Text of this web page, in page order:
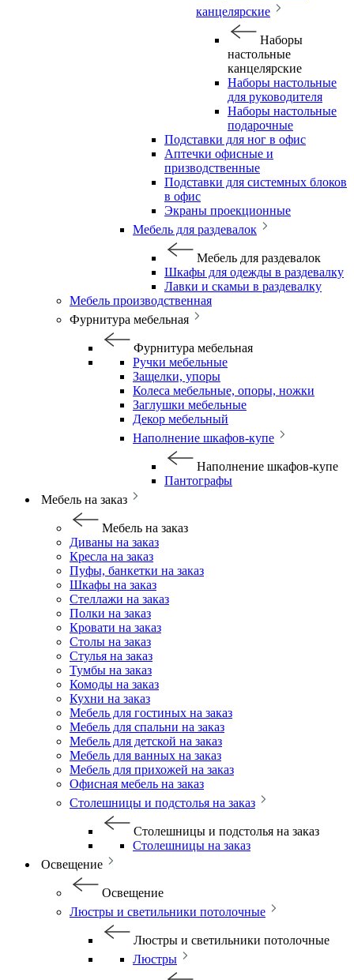
канцелярские
Наборы
настольные
канцелярские
Наборы настольные
для руководителя
Наборы настольные
подарочные
Подставки для ног в офис
Аптечки офисные и
призводственные
Подставки для системных блоков
в офис
Экраны проекционные
Мебель для раздевалок
Мебель для раздевалок
Шкафы для одежды в раздевалку
Лавки и скамьи в раздевалку
Мебель производственная
Фурнитура мебельная
Фурнитура мебельная
Ручки мебельные
Защелки, упоры
Колеса мебельные, опоры, ножки
Заглушки мебельные
Декор мебельный
Наполнение шкафов-купе
Наполнение шкафов-купе
Пантографы
Мебель на заказ
Мебель на заказ
Диваны на заказ
Кресла на заказ
Пуфы, банкетки на заказ
Шкафы на заказ
Стеллажи на заказ
Полки на заказ
Кровати на заказ
Столы на заказ
Стулья на заказ
Тумбы на заказ
Комоды на заказ
Кухни на заказ
Мебель для гостиных на заказ
Мебель для спальни на заказ
Мебель для детской на заказ
Мебель для ванных на заказ
Мебель для прихожей на заказ
Офисная мебель на заказ
Столешницы и подстолья на заказ
Столешницы и подстолья на заказ
Столешницы на заказ
Освещение
Освещение
Люстры и светильники потолочные
Люстры и светильники потолочные
Люстры